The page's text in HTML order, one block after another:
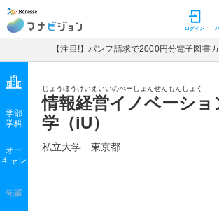
マナビジョン ログイン
【注目!】パンフ請求で2000円分電子図書
じょうほうけいえいいのべーしょんせんもんしょく
情報経営イノベーショ
学（iU）
私立大学 東京都
学部
学科
オー
キャン
先輩